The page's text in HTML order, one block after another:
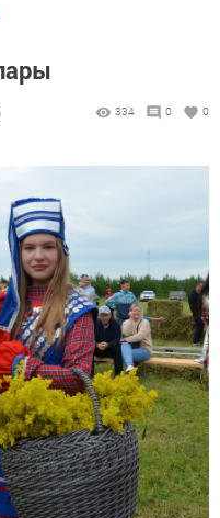
334 0 0